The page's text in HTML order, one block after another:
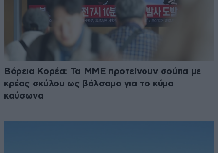
Βόρεια Κορέα: Τα ΜΜΕ προτείνουν σούπα με
κρέας σκύλου ως βάλσαμο για το κύμα
καύσωνα